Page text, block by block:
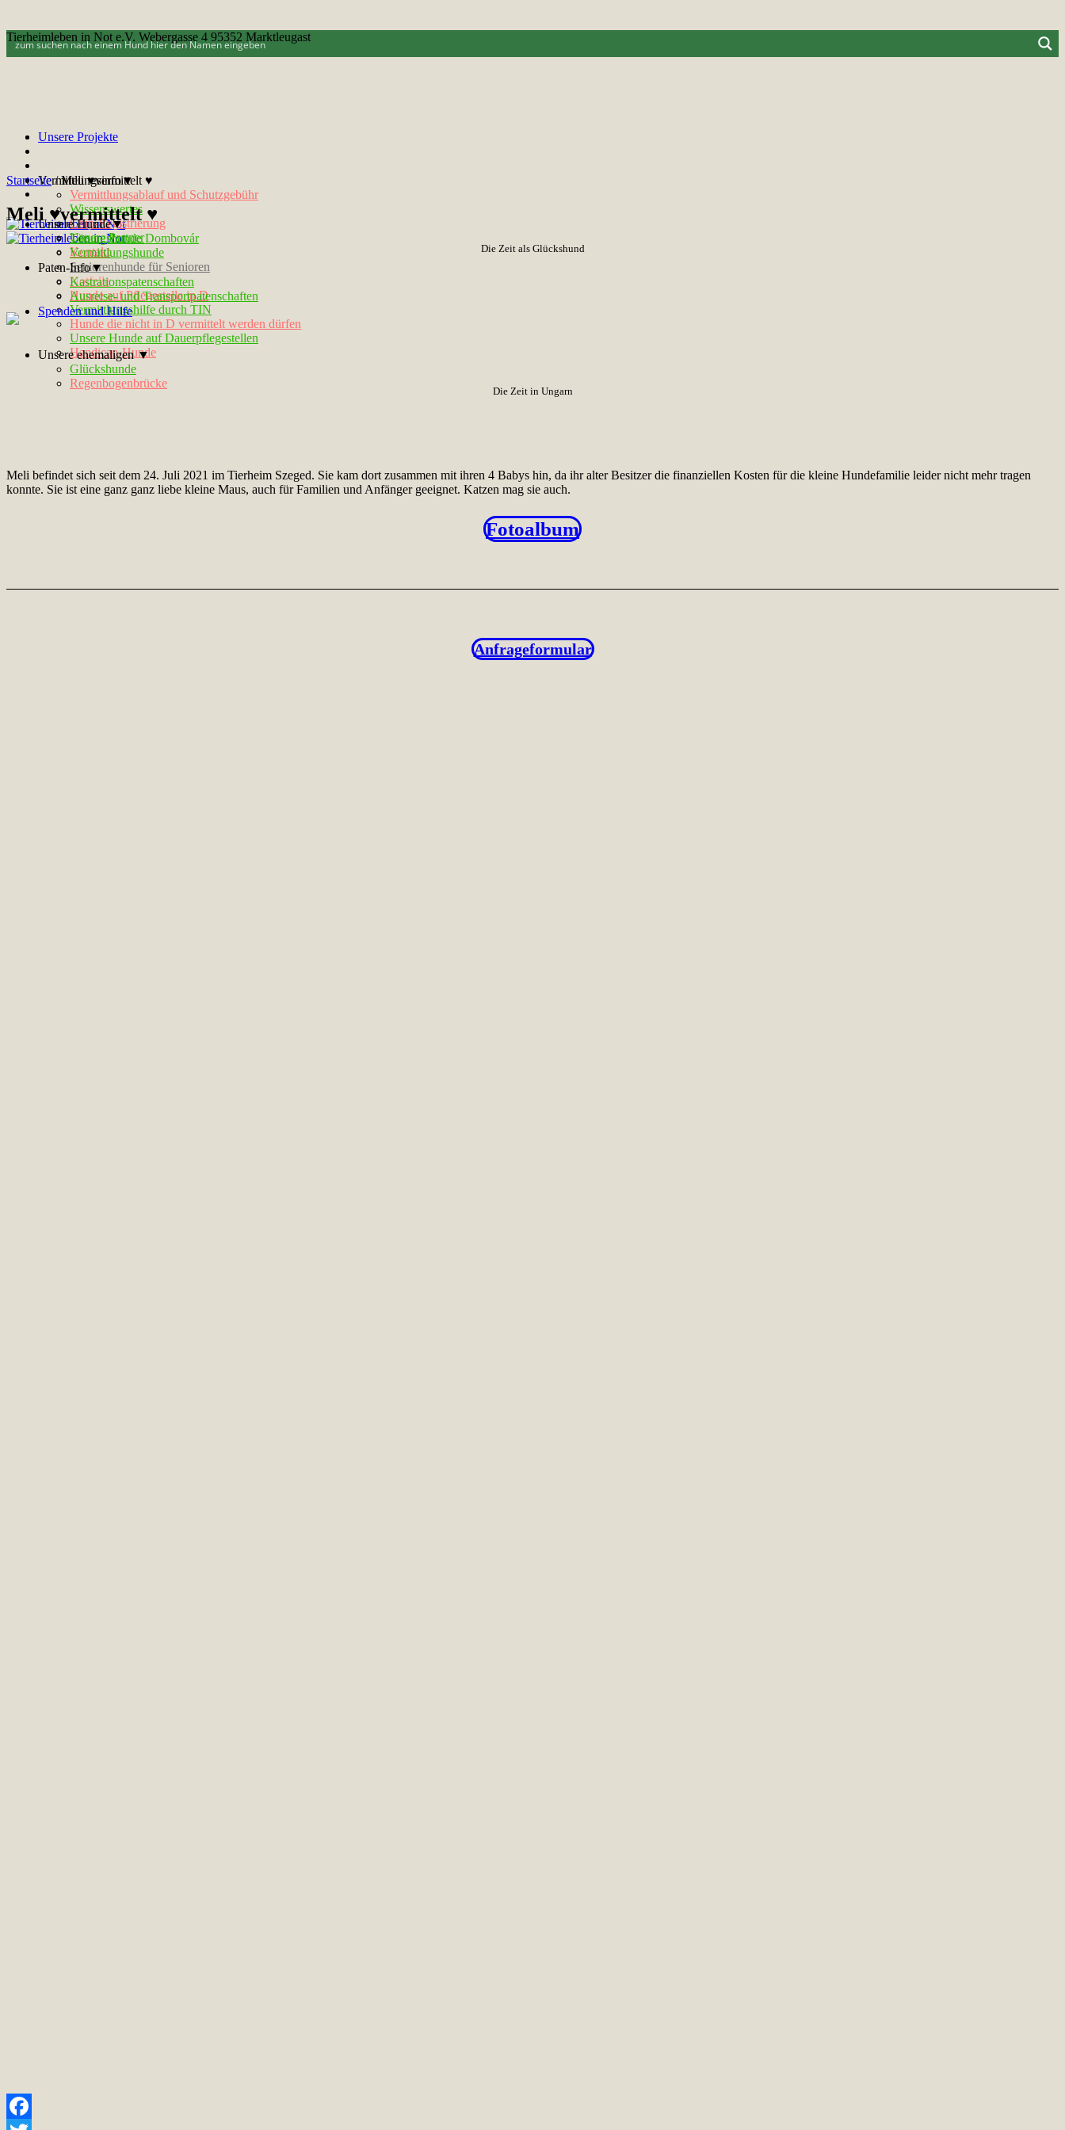
Tierheimleben in Not e.V. Webergasse 4 95352 Marktleugast
Unsere Projekte
Vermittlungsinfo▼
Vermittlungsablauf und Schutzgebühr
Wissenswertes
Chip-Registrierung
Unsere Partner
Kontakt
Unsere Hunde▼
Tötungshunde Dombovár
Vermittlungshunde
Seniorenhunde für Senioren
Notfelle
Hunde auf Pflegestelle in D
Vermittlungshilfe durch TIN
Hunde die nicht in D vermittelt werden dürfen
Unsere Hunde auf Dauerpflegestellen
Handicap-Hunde
Paten-Info▼
Kastrationspatenschaften
Ausreise- und Transportpatenschaften
Spenden und Hilfe
Unsere ehemaligen ▼
Glückshunde
Regenbogenbrücke
Startseite /Meli ♥vermittelt ♥
Meli ♥vermittelt ♥
Die Zeit als Glückshund
Die Zeit in Ungarn
Meli befindet sich seit dem 24. Juli 2021 im Tierheim Szeged. Sie kam dort zusammen mit ihren 4 Babys hin, da ihr alter Besitzer die finanziellen Kosten für die kleine Hundefamilie leider nicht mehr tragen
konnte. Sie ist eine ganz ganz liebe kleine Maus, auch für Familien und Anfänger geeignet. Katzen mag sie auch.
Fotoalbum
Anfrageformular